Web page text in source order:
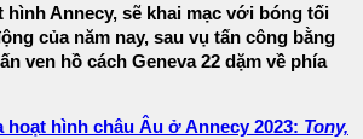
hình Annecy, sẽ khai mạc với bóng tối
của năm nay, sau vụ tấn công bằng
ven hồ cách Geneva 22 dặm về phía
hoạt hình châu Âu ở Annecy 2023: Tony,